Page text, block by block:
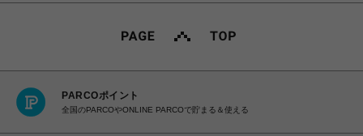
PARCOポイント
全国のPARCOやONLINE PARCOで貯まる＆使える